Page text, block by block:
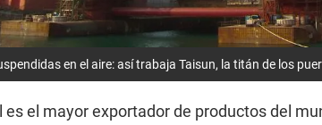
en el aire: así trabaja Taisun, la titán de los
es el mayor exportador de productos del